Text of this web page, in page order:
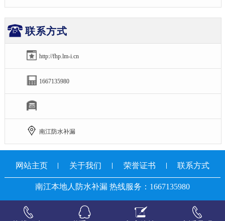
联系方式
http://fhp.lm-i.cn
1667135980
南江防水补漏
网站主页 关于我们 荣誉证书 联系方式
南江本地人防水补漏 热线服务：1667135980